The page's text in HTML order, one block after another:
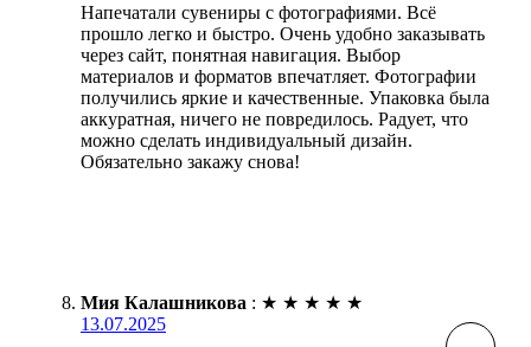
Напечатали сувениры с фотографиями. Всё
прошло легко и быстро. Очень удобно заказывать
через сайт, понятная навигация. Выбор
материалов и форматов впечатляет. Фотографии
получились яркие и качественные. Упаковка была
аккуратная, ничего не повредилось. Радует, что
можно сделать индивидуальный дизайн.
Обязательно закажу снова!
Мия Калашникова : ★ ★ ★ ★ ★
13.07.2025